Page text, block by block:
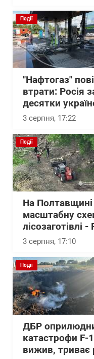
Події
"Нафтогаз"
втрати: Росія
десятки
3 серпня, 17:22
Події
На Полтавщині
масштабну
лісозаготівлі
3 серпня, 17:10
Події
ДБР
катастрофи F-
вижив, триває